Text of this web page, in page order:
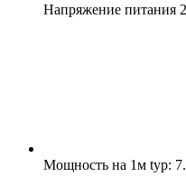
Напряжение питания
Мощность на 1м typ: